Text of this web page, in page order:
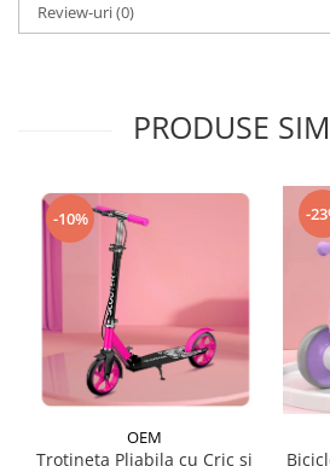
Review-uri(0)
PRODUSE
-10%
OEM
Trotineta Pliabila cu Cric si
-